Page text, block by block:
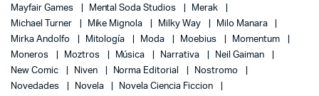
Mayfair Games
Mental Soda Studios
Merak
Michael Turner
Mike Mignola Milky Way
Milo Manara
Mirka Andolfo
Mitología Moda Moebius
Momentum
Moneros
Moztros Música Narrativa
Neil Gaiman
New Comic
Niven Norma Editorial
Nostromo
Novedades
Novela
Novela Ciencia Ficcion